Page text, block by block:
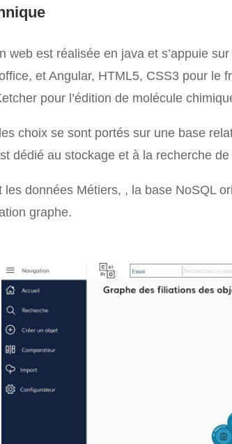
web est réalisée en java et s’appuie
et Angular, HTML5, CSS3 pour le
pour l’édition de molécule
choix se sont portés sur une base
dédié au stockage et à la recherche
les données Métiers, , la base NoSQL
graphe.